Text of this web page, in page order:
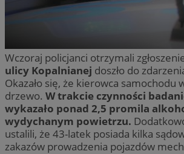
Wczoraj policjanci otrzymali
ulicy Kopalnianej doszło do
Okazało się, że kierowca samochodu
drzewo. W trakcie czynności
wykazało ponad 2,5 promila
wydychanym powietrzu.
ustalili, że 43-latek posiada kilka
zakazów prowadzenia pojazdów